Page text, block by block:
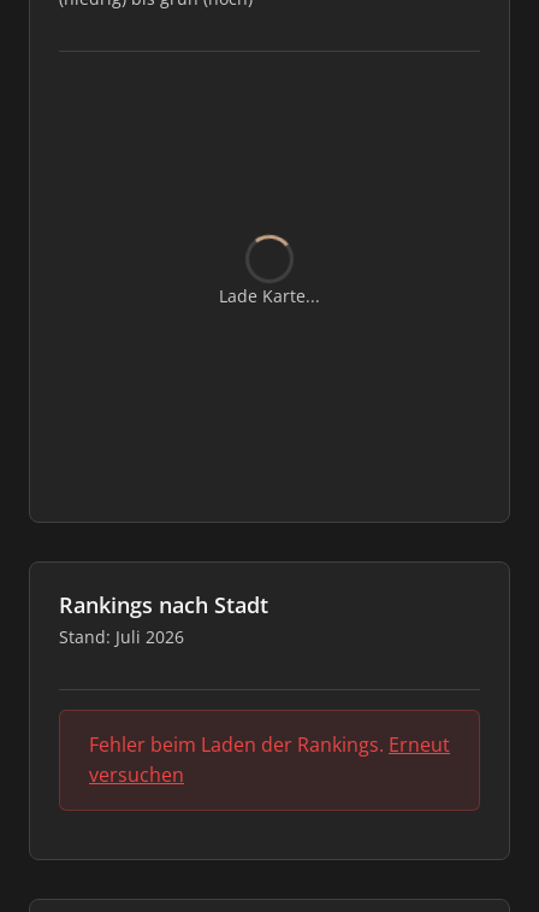
Lade Karte...
Rankings nach Stadt
Stand: Juli 2026
Fehler beim Laden der Rankings. Erneut
versuchen